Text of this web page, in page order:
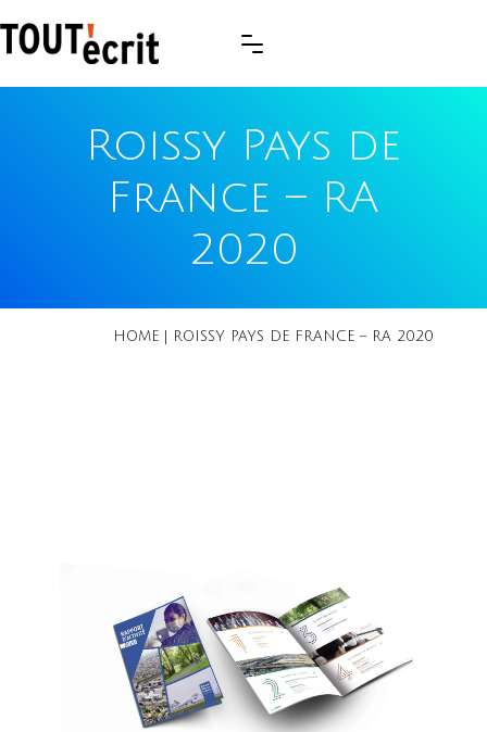
Roissy Pays de
France – RA
2020
HOME ROISSY PAYS DE FRANCE – RA 2020